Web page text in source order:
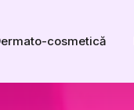
cosmetică